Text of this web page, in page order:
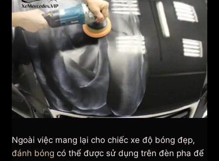
Ngoài việc mang lại cho chiếc xe độ bóng đẹp,
đánh bóng có thể được sử dụng trên đèn pha để